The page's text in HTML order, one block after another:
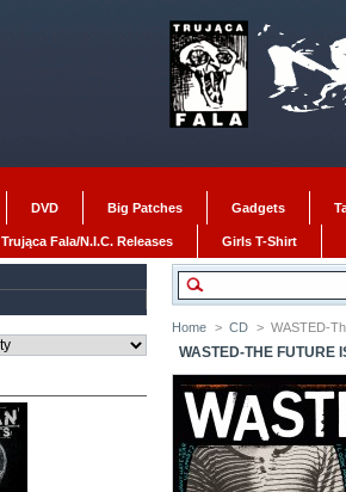
DVD Big Patches Gadgets
Trująca Fala/N.I.C. Releases Girls T-Shirt
Home > CD > WASTED-
WASTED-THE FUTURE